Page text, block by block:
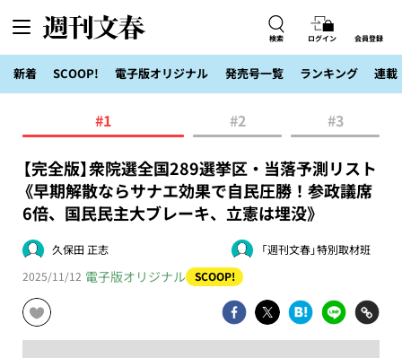
検索 ログイン 会員登録
新着 SCOOP! 電子版オリジナル 発売号一覧 ランキング 連載
#1 #2 #3
【完全版】衆院選全国289選挙区・当落予測リスト
《早期解散ならサナエ効果で自民圧勝！参政議席
6倍、国民民主大ブレーキ、立憲は埋没》
久保田 正志
「週刊文春」特別取材班
2025/11/12 電子版オリジナル SCOOP!